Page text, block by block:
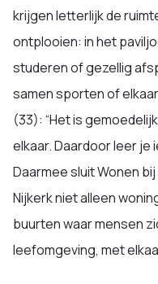
krijgen letterlijk de
ontplooien: in het
studeren of gezellig
samen sporten of
(33): “Het is
elkaar. Daardoor leer je
Daarmee sluit Wonen
Nijkerk niet alleen
buurten waar mensen
leefomgeving, met